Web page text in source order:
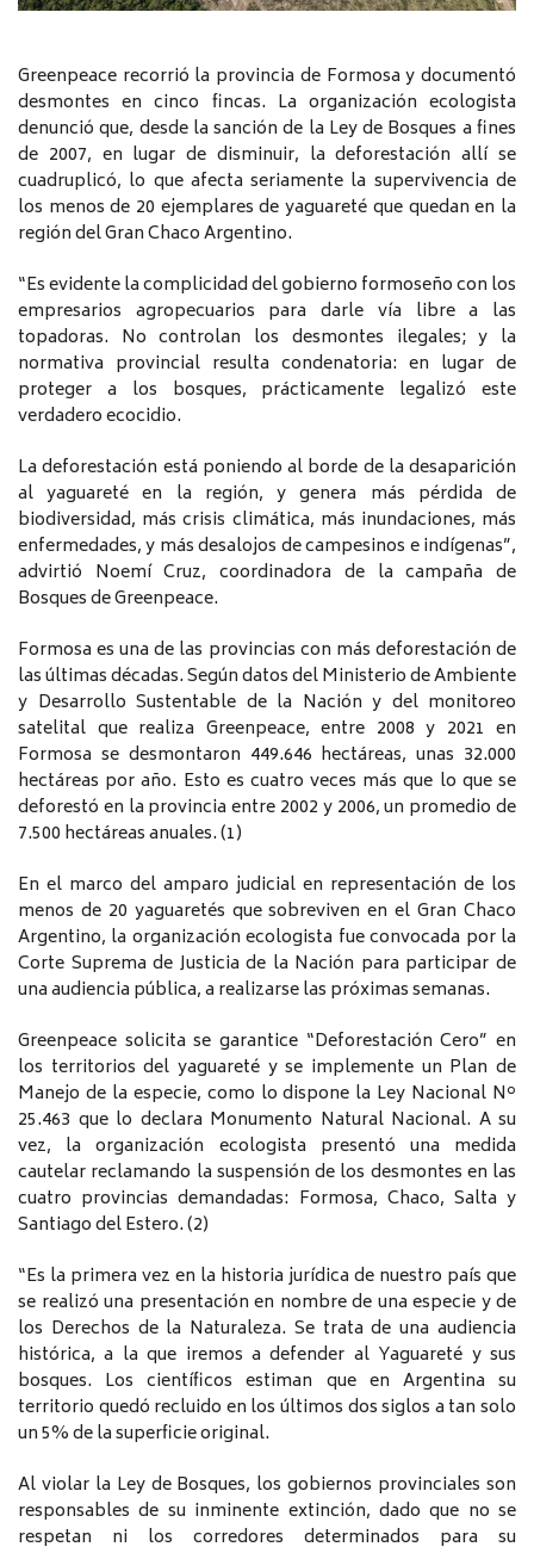
Greenpeace recorrió la provincia de Formosa y documentó
desmontes en cinco fincas. La organización ecologista
denunció que, desde la sanción de la Ley de Bosques a fines
de 2007, en lugar de disminuir, la deforestación allí se
cuadruplicó, lo que afecta seriamente la supervivencia de
los menos de 20 ejemplares de yaguareté que quedan en la
región del Gran Chaco Argentino.
“Es evidente la complicidad del gobierno formoseño con los
empresarios agropecuarios para darle vía libre a las
topadoras. No controlan los desmontes ilegales; y la
normativa provincial resulta condenatoria: en lugar de
proteger a los bosques, prácticamente legalizó este
verdadero ecocidio.
La deforestación está poniendo al borde de la desaparición
al yaguareté en la región, y genera más pérdida de
biodiversidad, más crisis climática, más inundaciones, más
enfermedades, y más desalojos de campesinos e indígenas”,
advirtió Noemí Cruz, coordinadora de la campaña de
Bosques de Greenpeace.
Formosa es una de las provincias con más deforestación de
las últimas décadas. Según datos del Ministerio de Ambiente
y Desarrollo Sustentable de la Nación y del monitoreo
satelital que realiza Greenpeace, entre 2008 y 2021 en
Formosa se desmontaron 449.646 hectáreas, unas 32.000
hectáreas por año. Esto es cuatro veces más que lo que se
deforestó en la provincia entre 2002 y 2006, un promedio de
7.500 hectáreas anuales. (1)
En el marco del amparo judicial en representación de los
menos de 20 yaguaretés que sobreviven en el Gran Chaco
Argentino, la organización ecologista fue convocada por la
Corte Suprema de Justicia de la Nación para participar de
una audiencia pública, a realizarse las próximas semanas.
Greenpeace solicita se garantice “Deforestación Cero” en
los territorios del yaguareté y se implemente un Plan de
Manejo de la especie, como lo dispone la Ley Nacional Nº
25.463 que lo declara Monumento Natural Nacional. A su
vez, la organización ecologista presentó una medida
cautelar reclamando la suspensión de los desmontes en las
cuatro provincias demandadas: Formosa, Chaco, Salta y
Santiago del Estero. (2)
“Es la primera vez en la historia jurídica de nuestro país que
se realizó una presentación en nombre de una especie y de
los Derechos de la Naturaleza. Se trata de una audiencia
histórica, a la que iremos a defender al Yaguareté y sus
bosques. Los científicos estiman que en Argentina su
territorio quedó recluido en los últimos dos siglos a tan solo
un 5% de la superficie original.
Al violar la Ley de Bosques, los gobiernos provinciales son
responsables de su inminente extinción, dado que no se
respetan ni los corredores determinados para su